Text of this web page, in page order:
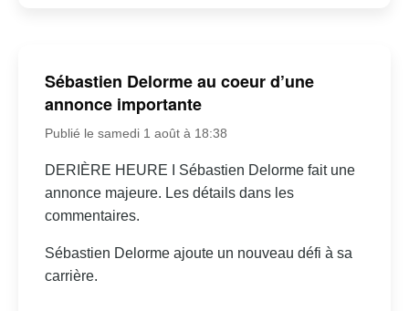
Sébastien Delorme au coeur d’une
annonce importante
Publié le samedi 1 août à 18:38
DERIÈRE HEURE I Sébastien Delorme fait une
annonce majeure. Les détails dans les
commentaires.
Sébastien Delorme ajoute un nouveau défi à sa
carrière.